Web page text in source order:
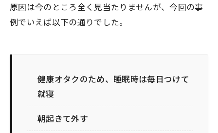
原因は今のところ全く見当たりませんが、今回の事
例でいえば以下の通りでした。
健康オタクのため、睡眠時は毎日つけて
就寝
朝起きて外す